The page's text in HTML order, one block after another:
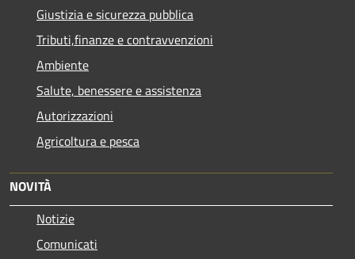
Giustizia e sicurezza pubblica
Tributi,finanze e contravvenzioni
Ambiente
Salute, benessere e assistenza
Autorizzazioni
Agricoltura e pesca
NOVITÀ
Notizie
Comunicati